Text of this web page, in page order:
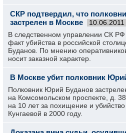
СКР подтвердил, что
застрелен в Москве
10.06.2011
В следственном управлении СК
факт убийства в российской
Буданов. По мнению
носит заказной характер.
В Москве убит полковник
Полковник Юрий Буданов
на Комсомольском проспекте, д.
на 10 лет за похищение и
Кунгаевой в 2000 году.